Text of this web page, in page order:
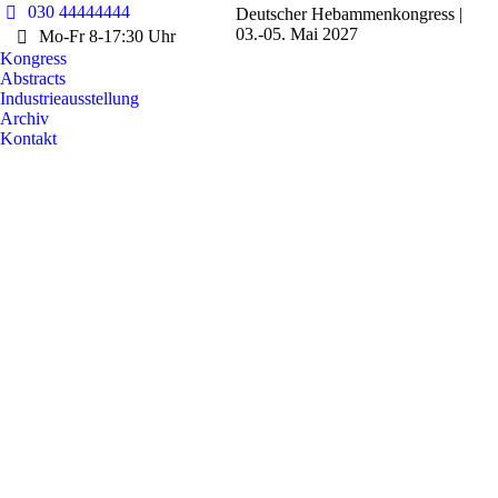
030 44444444
Mo-Fr 8-17:30 Uhr
Deutscher Hebammenkongress |
03.-05. Mai 2027
Kongress
Abstracts
Industrieausstellung
Archiv
Kontakt